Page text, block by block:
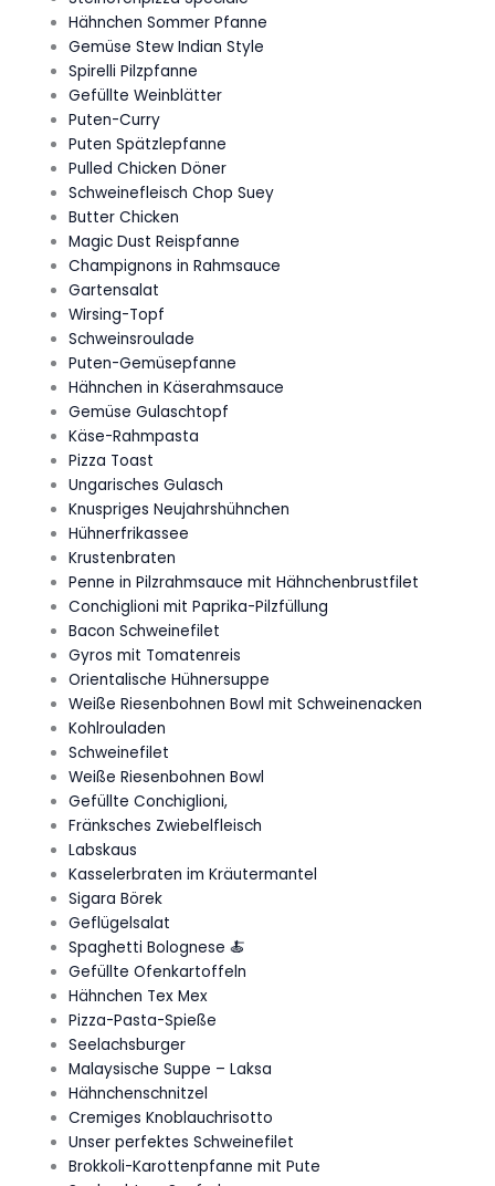
Hähnchen Sommer Pfanne
Gemüse Stew Indian Style
Spirelli Pilzpfanne
Gefüllte Weinblätter
Puten-Curry
Puten Spätzlepfanne
Pulled Chicken Döner
Schweinefleisch Chop Suey
Butter Chicken
Magic Dust Reispfanne
Champignons in Rahmsauce
Gartensalat
Wirsing-Topf
Schweinsroulade
Puten-Gemüsepfanne
Hähnchen in Käserahmsauce
Gemüse Gulaschtopf
Käse-Rahmpasta
Pizza Toast
Ungarisches Gulasch
Knuspriges Neujahrshühnchen
Hühnerfrikassee
Krustenbraten
Penne in Pilzrahmsauce mit Hähnchenbrustfilet
Conchiglioni mit Paprika-Pilzfüllung
Bacon Schweinefilet
Gyros mit Tomatenreis
Orientalische Hühnersuppe
Weiße Riesenbohnen Bowl mit Schweinenacken
Kohlrouladen
Schweinefilet
Weiße Riesenbohnen Bowl
Gefüllte Conchiglioni,
Fränksches Zwiebelfleisch
Labskaus
Kasselerbraten im Kräutermantel
Sigara Börek
Geflügelsalat
Spaghetti Bolognese 🍝
Gefüllte Ofenkartoffeln
Hähnchen Tex Mex
Pizza-Pasta-Spieße
Seelachsburger
Malaysische Suppe – Laksa
Hähnchenschnitzel
Cremiges Knoblauchrisotto
Unser perfektes Schweinefilet
Brokkoli-Karottenpfanne mit Pute